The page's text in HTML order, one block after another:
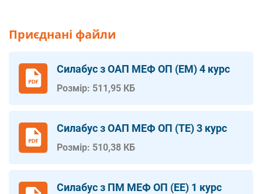
Приєднані файли
Силабус з ОАП МЕФ ОП (ЕМ) 4 курс
Розмір: 511,95 КБ
Силабус з ОАП МЕФ ОП (ТЕ) 3 курс
Розмір: 510,38 КБ
Силабус з ПМ МЕФ ОП (ЕЕ) 1 курс